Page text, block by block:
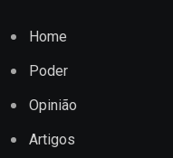
Home
Poder
Opinião
Artigos